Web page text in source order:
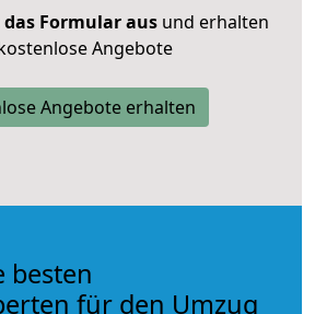
Formular ausund erhalten
Angebote
Angebote erhalten
besten
für den Umzug